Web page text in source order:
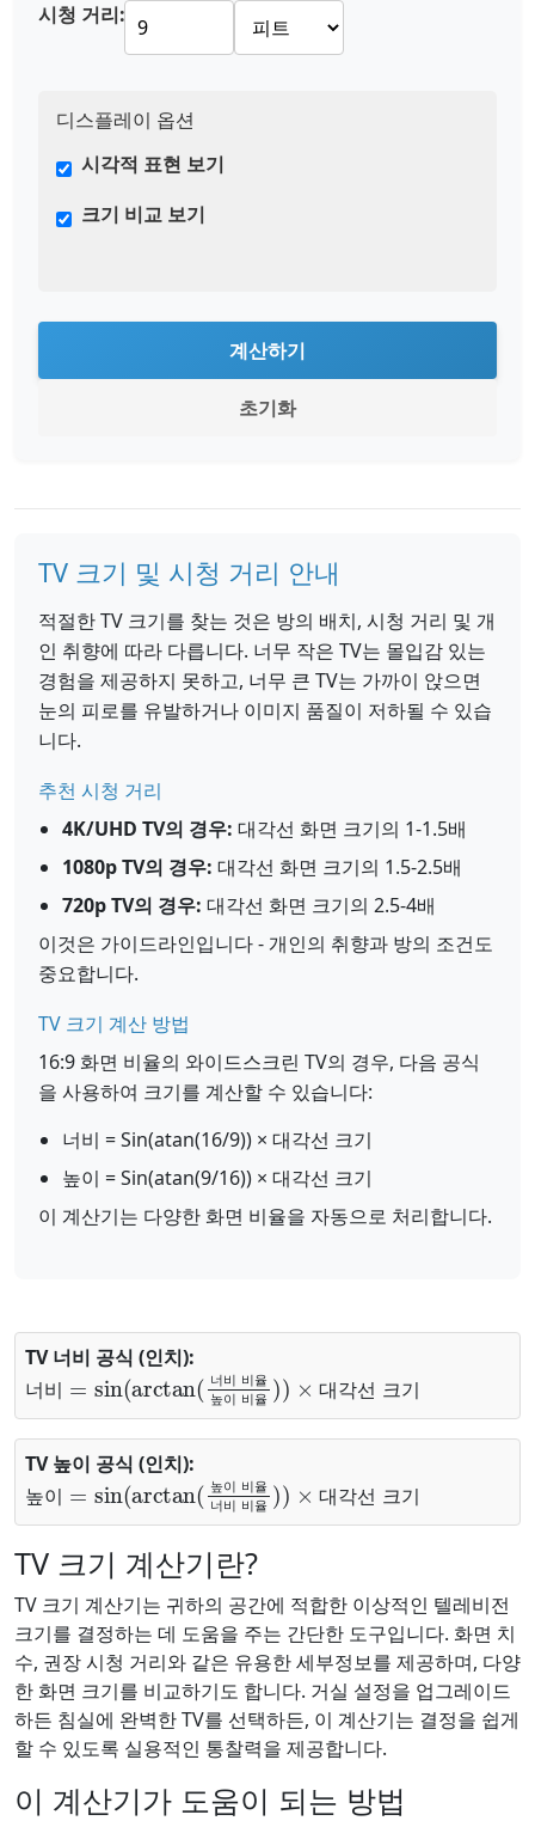
시청 거리:
디스플레이 옵션
시각적 표현 보기
크기 비교 보기
계산하기
초기화
TV 크기 및 시청 거리 안내
적절한 TV 크기를 찾는 것은 방의 배치, 시청 거리 및 개
인 취향에 따라 다릅니다. 너무 작은 TV는 몰입감 있는
경험을 제공하지 못하고, 너무 큰 TV는 가까이 앉으면
눈의 피로를 유발하거나 이미지 품질이 저하될 수 있습
니다.
추천 시청 거리
4K/UHD TV의 경우: 대각선 화면 크기의 1-1.5배
1080p TV의 경우: 대각선 화면 크기의 1.5-2.5배
720p TV의 경우: 대각선 화면 크기의 2.5-4배
이것은 가이드라인입니다 - 개인의 취향과 방의 조건도
중요합니다.
TV 크기 계산 방법
16:9 화면 비율의 와이드스크린 TV의 경우, 다음 공식
을 사용하여 크기를 계산할 수 있습니다:
너비 = Sin(atan(16/9)) × 대각선 크기
높이 = Sin(atan(9/16)) × 대각선 크기
이 계산기는 다양한 화면 비율을 자동으로 처리합니다.
TV 너비 공식 (인치):
너 비 대 각 선 크 기
너비=sin(arctan( 너비 비율
대각선 크기
TV 높이 공식 (인치):
높 이 대 각 선 크 기
높이=sin(arctan( 높이 비율
대각선 크기
TV 크기 계산기란?
TV 크기 계산기는 귀하의 공간에 적합한 이상적인 텔레비전
크기를 결정하는 데 도움을 주는 간단한 도구입니다. 화면 치
수, 권장 시청 거리와 같은 유용한 세부정보를 제공하며, 다양
한 화면 크기를 비교하기도 합니다. 거실 설정을 업그레이드
하든 침실에 완벽한 TV를 선택하든, 이 계산기는 결정을 쉽게
할 수 있도록 실용적인 통찰력을 제공합니다.
이 계산기가 도움이 되는 방법